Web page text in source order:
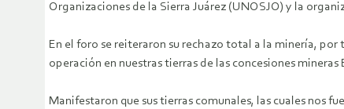
Organizaciones de la Sierra Juárez (UNOSJO) y la
En el foro se reiteraron su rechazo total a la minería,
operación en nuestras tierras de las concesiones mineras
Manifestaron que sus tierras comunales, las cuales nos